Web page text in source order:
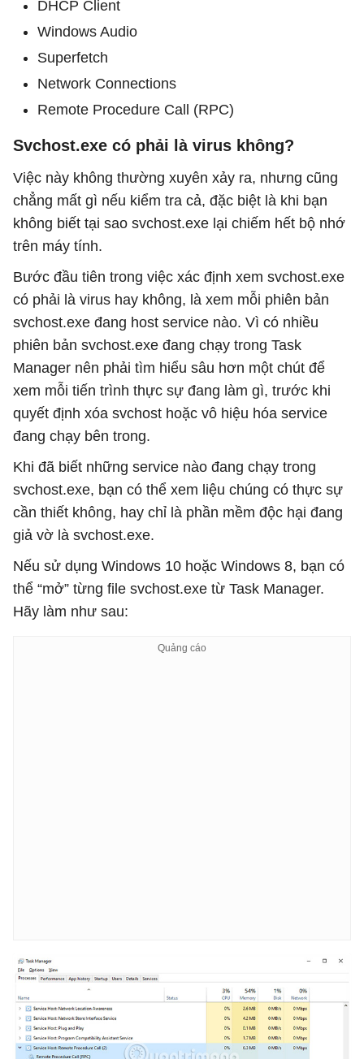
DHCP Client
Windows Audio
Superfetch
Network Connections
Remote Procedure Call (RPC)
Svchost.exe có phải là virus không?
Việc này không thường xuyên xảy ra, nhưng cũng
chẳng mất gì nếu kiểm tra cả, đặc biệt là khi bạn
không biết tại sao svchost.exe lại chiếm hết bộ nhớ
trên máy tính.
Bước đầu tiên trong việc xác định xem svchost.exe
có phải là virus hay không, là xem mỗi phiên bản
svchost.exe đang host service nào. Vì có nhiều
phiên bản svchost.exe đang chạy trong Task
Manager nên phải tìm hiểu sâu hơn một chút để
xem mỗi tiến trình thực sự đang làm gì, trước khi
quyết định xóa svchost hoặc vô hiệu hóa service
đang chạy bên trong.
Khi đã biết những service nào đang chạy trong
svchost.exe, bạn có thể xem liệu chúng có thực sự
cần thiết không, hay chỉ là phần mềm độc hại đang
giả vờ là svchost.exe.
Nếu sử dụng Windows 10 hoặc Windows 8, bạn có
thể “mở” từng file svchost.exe từ Task Manager.
Hãy làm như sau: